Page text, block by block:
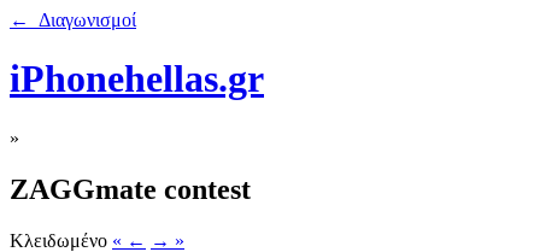
← Διαγωνισμοί
iPhonehellas.gr
»
ZAGGmate contest
Κλειδωμένο « ← → »